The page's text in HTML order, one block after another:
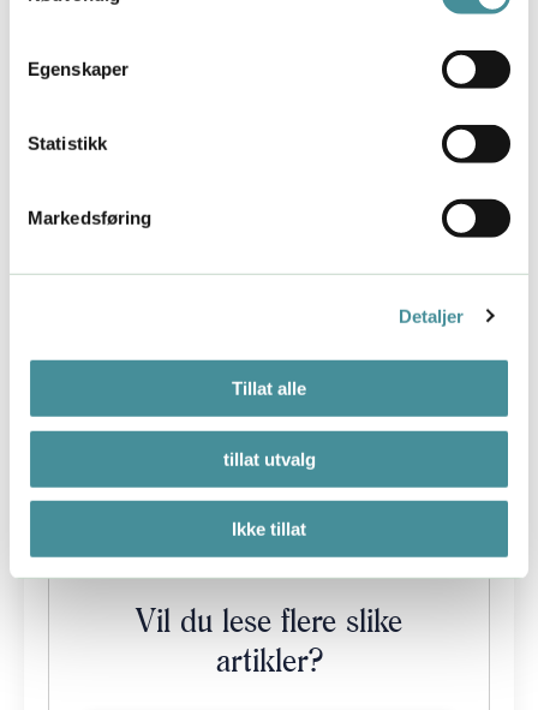
Egenskaper
Statistikk
Markedsføring
Detaljer
Tillat alle
tillat utvalg
Ikke tillat
KPIer eller andre mål – kvantitative og eller
kvalitative – du skal nå i stillingen din. Men hvis ikke
dette er tydelig for deg, må du diskutere det med
lederen din. Hva blir du målt på?
3. Hvordan ser det ut når du
leverer godt nok?
Det er ikke sikkert at du kan feste en tallverdi på et
resultat du skal oppnå. Noen av målene dine er
Diskuter gjerne alle disse spørsmålene med lederen
, slik at du får helt tydelig for deg.
Lykke til med å få større klarhet i hva som forventes
Vil du lese flere slike
artikler?